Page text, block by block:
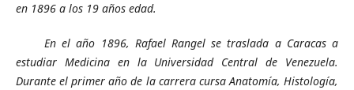
en 1896 a los 19 años edad.
En el año 1896, Rafael Rangel se traslada a Caracas a
estudiar Medicina en la Universidad Central de Venezuela.
Durante el primer año de la carrera cursa Anatomía, Histología,